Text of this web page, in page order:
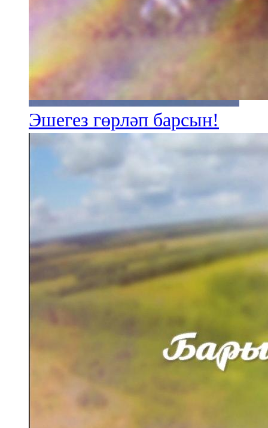
Эшегез гөрләп барсын!